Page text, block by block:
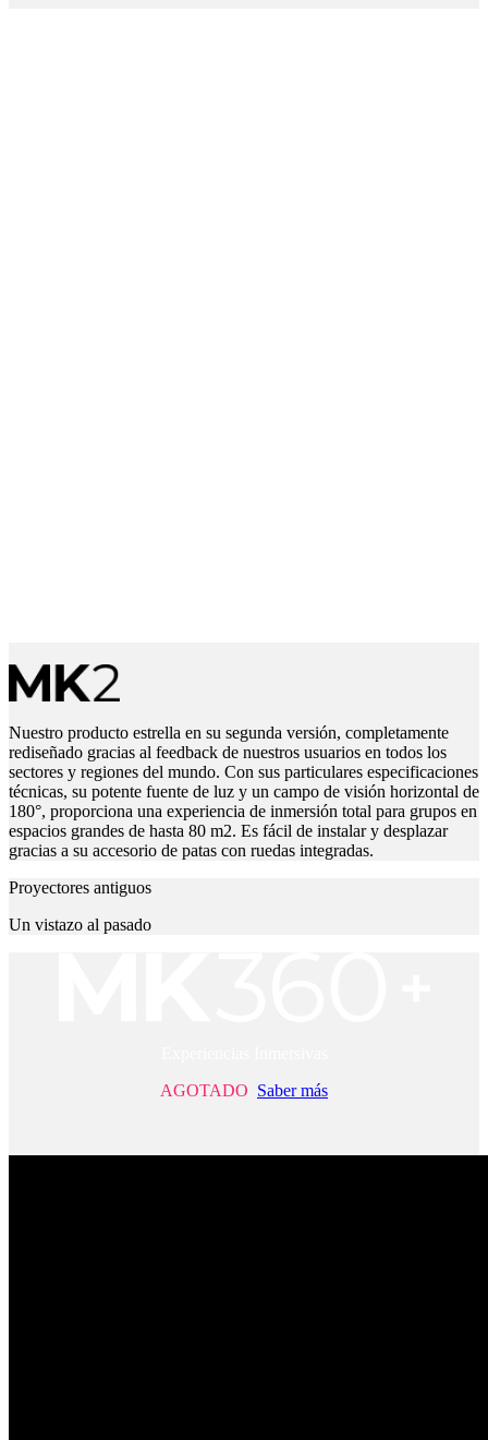
Nuestro producto estrella en su segunda versión, completamente
rediseñado gracias al feedback de nuestros usuarios en todos los
sectores y regiones del mundo. Con sus particulares especificaciones
técnicas, su potente fuente de luz y un campo de visión horizontal de
180°, proporciona una experiencia de inmersión total para grupos en
espacios grandes de hasta 80 m2. Es fácil de instalar y desplazar
gracias a su accesorio de patas con ruedas integradas.
Proyectores antiguos
Un vistazo al pasado
AGOTADO Saber más